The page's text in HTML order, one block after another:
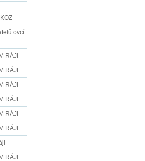
ovcí
RÁJI
RÁJI
RÁJI
RÁJI
RÁJI
RÁJI
RÁJI